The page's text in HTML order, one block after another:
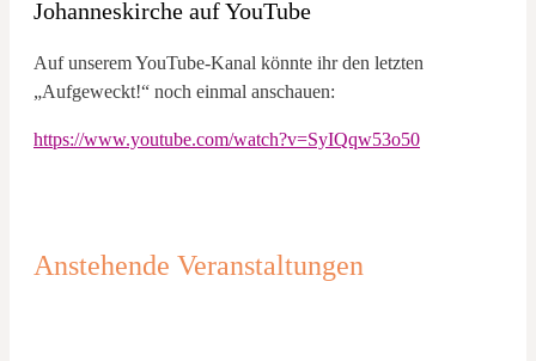
Johanneskirche auf YouTube
Auf unserem YouTube-Kanal könnte ihr den letzten
„Aufgeweckt!“ noch einmal anschauen:
https://www.youtube.com/watch?v=SyIQqw53o50
Anstehende Veranstaltungen